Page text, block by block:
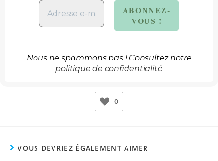
Nous ne spammons pas ! Consultez notre
politique de confidentialité
0
VOUS DEVRIEZ ÉGALEMENT AIMER